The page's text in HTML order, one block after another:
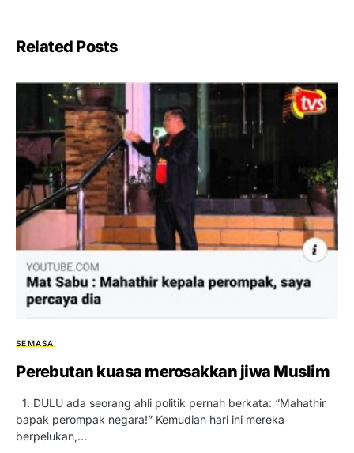
Related Posts
SEMASA
Perebutan kuasa merosakkan jiwa Muslim
1. DULU ada seorang ahli politik pernah berkata: “Mahathir
bapak perompak negara!” Kemudian hari ini mereka
berpelukan,…